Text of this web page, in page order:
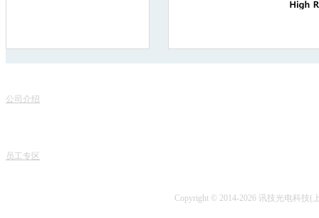
公司介绍
员工专区
Copyright © 2014-2026 讯技光电科技(